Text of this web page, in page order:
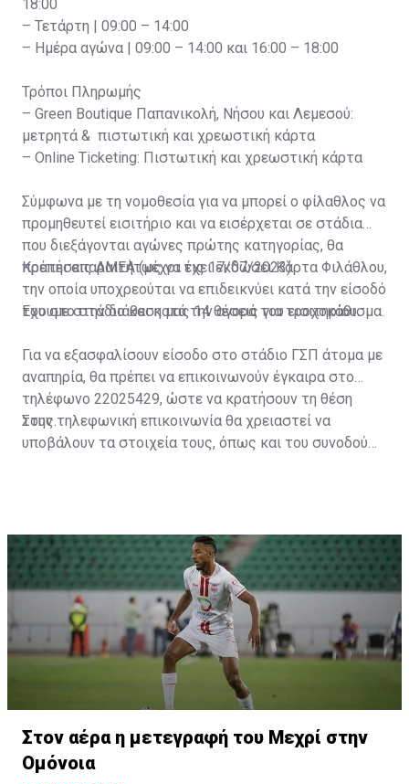
18:00
– Τετάρτη | 09:00 – 14:00
– Ημέρα αγώνα | 09:00 – 14:00 και 16:00 – 18:00
Τρόποι Πληρωμής
– Green Boutique Παπανικολή, Νήσου και Λεμεσού:
μετρητά & πιστωτική και χρεωστική κάρτα
– Online Ticketing: Πιστωτική και χρεωστική κάρτα
Σύμφωνα με τη νομοθεσία για να μπορεί ο φίλαθλος να
προμηθευτεί εισιτήριο και να εισέρχεται σε στάδια
που διεξάγονται αγώνες πρώτης κατηγορίας, θα
πρέπει απαραιτήτως να έχει εκδώσει Κάρτα Φιλάθλου,
την οποία υποχρεούται να επιδεικνύει κατά την είσοδό
του στο στάδιο και κατά την αγορά του εισιτηρίου.
Κρατήσεις ΑΜΕΑ (μέχρι τις 17/07/2023)
Έχουμε στην διάθεση μας 14 θέσεις για τροχοκάθισμα.
Για να εξασφαλίσουν είσοδο στο στάδιο ΓΣΠ άτομα με
αναπηρία, θα πρέπει να επικοινωνούν έγκαιρα στο
τηλέφωνο 22025429, ώστε να κρατήσουν τη θέση
τους.
Στην τηλεφωνική επικοινωνία θα χρειαστεί να
υποβάλουν τα στοιχεία τους, όπως και του συνοδού
συνοδού.»
Στον αέρα η μετεγραφή του Μεχρί στην
Ομόνοια